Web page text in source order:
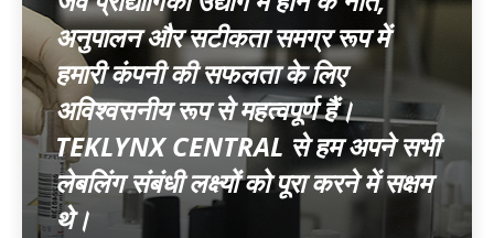
अनुपालन और सटीकता समग्र रूप में
हमारी कंपनी की सफलता के लिए
अविश्वसनीय रूप से महत्वपूर्ण हैं।
TEKLYNX CENTRAL से हम अपने सभी
लेबलिंग संबंधी लक्ष्यों को पूरा करने में सक्षम
थे।